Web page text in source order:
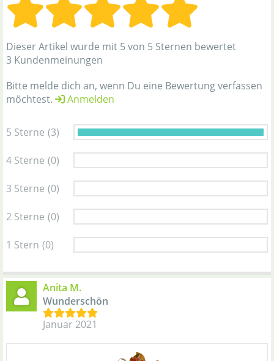
Dieser Artikel wurde mit 5 von 5 Sternen bewertet
3 Kundenmeinungen
Bitte melde dich an, wenn Du eine Bewertung verfassen
möchtest.
Anmelden
5 Sterne (3)
4 Sterne (0)
3 Sterne (0)
2 Sterne (0)
1 Stern (0)
Anita M.
Wunderschön
Januar 2021